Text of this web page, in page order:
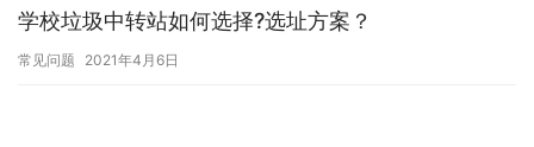
学校垃圾中转站如何选择?选址方案？
常见问题 2021年4月6日